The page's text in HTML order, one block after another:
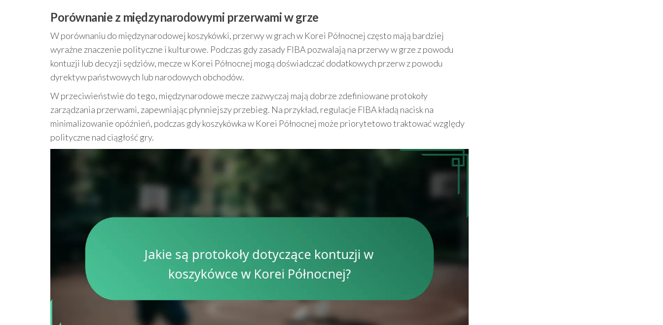
Porównanie z międzynarodowymi przerwami w grze
W porównaniu do międzynarodowej koszykówki, przerwy w grach w Korei Północnej często mają bardziej
wyraźne znaczenie polityczne i kulturowe. Podczas gdy zasady FIBA pozwalają na przerwy w grze z powodu
kontuzji lub decyzji sędziów, mecze w Korei Północnej mogą doświadczać dodatkowych przerw z powodu
dyrektyw państwowych lub narodowych obchodów.
W przeciwieństwie do tego, międzynarodowe mecze zazwyczaj mają dobrze zdefiniowane protokoły
zarządzania przerwami, zapewniając płynniejszy przebieg. Na przykład, regulacje FIBA kładą nacisk na
minimalizowanie opóźnień, podczas gdy koszykówka w Korei Północnej może priorytetowo traktować względy
polityczne nad ciągłość gry.